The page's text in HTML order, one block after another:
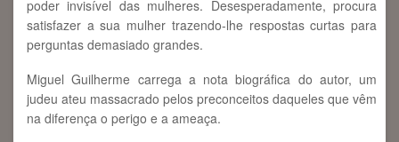
poder invisível das mulheres. Desesperadamente, procura
satisfazer a sua mulher trazendo-lhe respostas curtas para
perguntas demasiado grandes.
Miguel Guilherme carrega a nota biográfica do autor, um
judeu ateu massacrado pelos preconceitos daqueles que vêm
na diferença o perigo e a ameaça.